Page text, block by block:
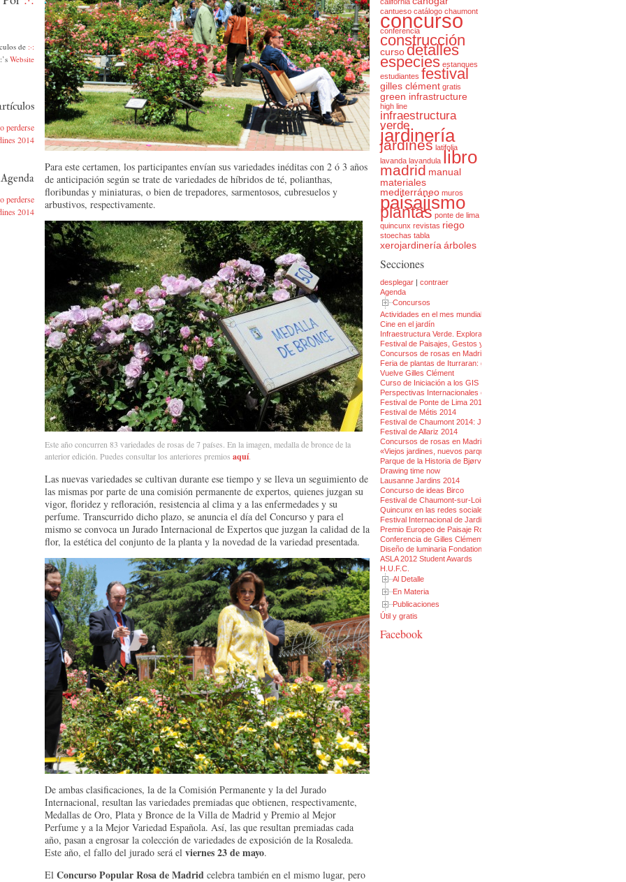
de :·:
Website
perderse
2014
perderse
2014
Para este certamen, los participantes envían sus variedades inéditas con 2 ó 3 años
de anticipación según se trate de variedades de híbridos de té, polianthas,
floribundas y miniaturas, o bien de trepadores, sarmentosos, cubresuelos y
arbustivos, respectivamente.
Este año concurren 83 variedades de rosas de 7 países. En la imagen, medalla de bronce de la
anterior edición. Puedes consultar los anteriores premios aquí.
Las nuevas variedades se cultivan durante ese tiempo y se lleva un seguimiento de
las mismas por parte de una comisión permanente de expertos, quienes juzgan su
vigor, floridez y refloración, resistencia al clima y a las enfermedades y su
perfume. Transcurrido dicho plazo, se anuncia el día del Concurso y para el
mismo se convoca un Jurado Internacional de Expertos que juzgan la calidad de la
flor, la estética del conjunto de la planta y la novedad de la variedad presentada.
De ambas clasificaciones, la de la Comisión Permanente y la del Jurado
Internacional, resultan las variedades premiadas que obtienen, respectivamente,
Medallas de Oro, Plata y Bronce de la Villa de Madrid y Premio al Mejor
Perfume y a la Mejor Variedad Española. Así, las que resultan premiadas cada
año, pasan a engrosar la colección de variedades de exposición de la Rosaleda.
Este año, el fallo del jurado será el viernes 23 de mayo.
El Concurso Popular Rosa de Madrid celebra también en el mismo lugar, pero
cantueso catálogo chaumont
concurso
conferencia
construcción
cursodetalles
especies estanques
estudiantes festival
gilles clément gratis
green infrastructure
high line
infraestructura
verde
jardinería
jardines latifolia
lavanda lavandula libro
madrid manual
materiales
mediterráneo muros
paisajismo
plantas ponte de lima
quincunx revistas riego
stoechas tabla
xerojardinería árboles
Secciones
desplegar | contraer
Agenda
Concursos
Actividades en el mes mundial de la Arquitectura del Paisaje
Cine en el jardín
Infraestructura Verde. Explorando el alcance de un concepto integrador
Festival de Paisajes, Gestos y Jardines 2014
Concursos de rosas en Madrid 2014
Feria de plantas de Iturraran: guía para no perderse
Vuelve Gilles Clément
Curso de Iniciación a los GIS
Perspectivas Internacionales en Diseño de Plantaciones 2013
Festival de Ponte de Lima 2014: Jardines de Fiesta
Festival de Métis 2014
Festival de Chaumont 2014: Jardines de los pecados capitales
Festival de Allariz 2014
Concursos de rosas en Madrid 2013
«Viejos jardines, nuevos parques» 2013
Parque de la Historia de Bjørvika
Drawing time now
Lausanne Jardins 2014
Concurso de ideas Birco
Festival de Chaumont-sur-Loire 2013
Quincunx en las redes sociales
Festival Internacional de Jardines Ponte de Lima 2013
Premio Europeo de Paisaje Rosa Barba
Conferencia de Gilles Clément
Diseño de luminaria Fondation CLU
ASLA 2012 Student Awards
H.U.F.C.
Al Detalle
En Materia
Publicaciones
Útil y gratis
Facebook